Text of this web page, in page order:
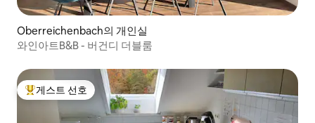
Oberreichenbach의 개인실
와인아트B&B - 버건디 더블룸
상위 게스트 선호
게스트 선호